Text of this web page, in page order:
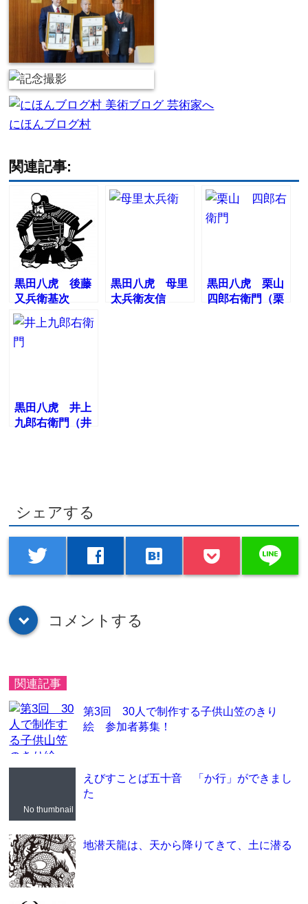
にほんブログ村
関連記事:
黒田八虎 後藤
又兵衛基次
黒田八虎 母里
太兵衛友信
黒田八虎 栗山
四郎右衛門（栗
黒田八虎 井上
九郎右衛門（井
シェアする
twitter facebook hatenabookmark line
down コメントする
関連記事
第3回 30人で制作する子供山笠のきり
絵 参加者募集！
No thumbnail
えびすことば五十音 「か行」ができまし
た
地潜天龍は、天から降りてきて、土に潜る